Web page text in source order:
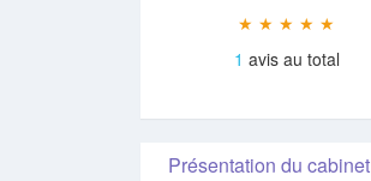
★ ★ ★ ★ ★
1 avis au total
Présentation du cabinet